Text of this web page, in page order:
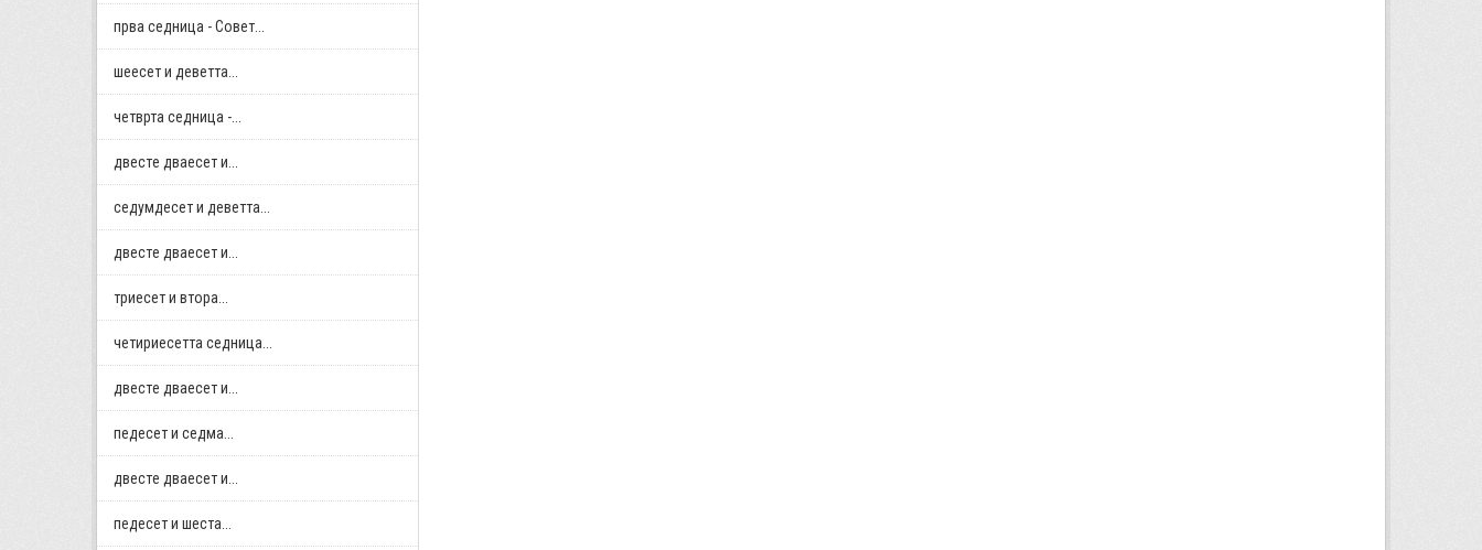
прва седница - Совет...
шеесет и деветта...
четврта седница -...
двестe дваесет и...
седумдесет и деветта...
двестe дваесет и...
триесет и втора...
четириесетта седница...
двестe дваесет и...
педесет и седма...
двестe дваесет и...
педесет и шеста...